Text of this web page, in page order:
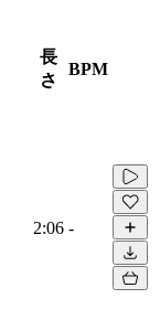
長
さ
BPM
2:06 -